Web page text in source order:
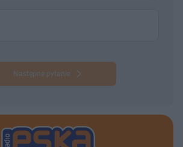
Następne pytanie